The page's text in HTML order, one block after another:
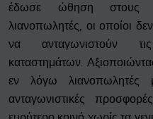
έδωσε ώθηση στους
λιανοπωλητές, οι οποίοι
να ανταγωνιστούν
καταστημάτων.
εν λόγω λιανοπωλητές
ανταγωνιστικές